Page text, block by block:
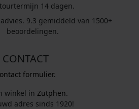
14 dagen.
9.3 gemiddeld van 1500+
beoordelingen.
CONTACT
formulier.
winkel in Zutphen.
adres sinds 1920!